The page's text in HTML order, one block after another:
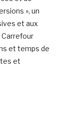
», un
et aux
et temps de
et